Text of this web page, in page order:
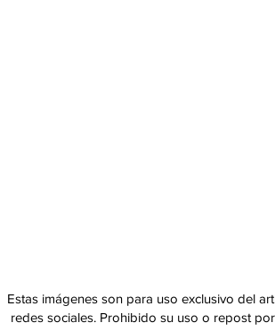
Estas imágenes son para uso exclusivo del
redes sociales. Prohibido su uso o repost